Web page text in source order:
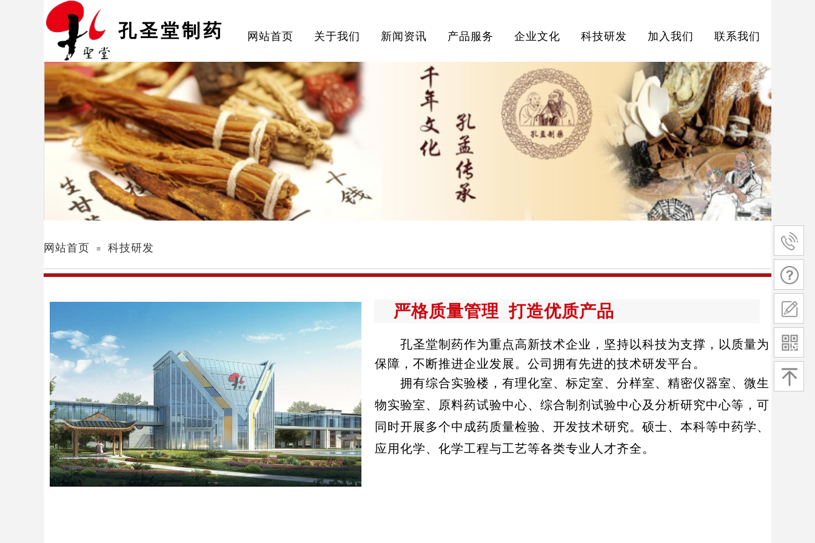
网站首页 ≡ 科技研发
严格质量管理 打造优质产品
孔圣堂制药作为重点高新技术企业，坚持以科技为支撑，以质量为
保障，不断推进企业发展。公司拥有先进的技术研发平台。
拥有综合实验楼，有理化室、标定室、分样室、精密仪器室、微生
物实验室、原料药试验中心、综合制剂试验中心及分析研究中心等，可
同时开展多个中成药质量检验、开发技术研究。硕士、本科等中药学、
应用化学、化学工程与工艺等各类专业人才齐全。
孔圣堂制药 网站首页 关于我们 新闻资讯 产品服务 企业文化 科技研发 加入我们 联系我们